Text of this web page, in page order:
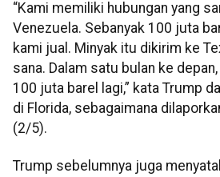
“Kami memiliki hubungan yang
Venezuela. Sebanyak 100 juta
kami jual. Minyak itu dikirim ke
sana. Dalam satu bulan ke
100 juta barel lagi,” kata Trump
di Florida, sebagaimana
(2/5).
Trump sebelumnya juga